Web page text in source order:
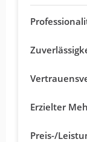
Erzielter
Preis-/